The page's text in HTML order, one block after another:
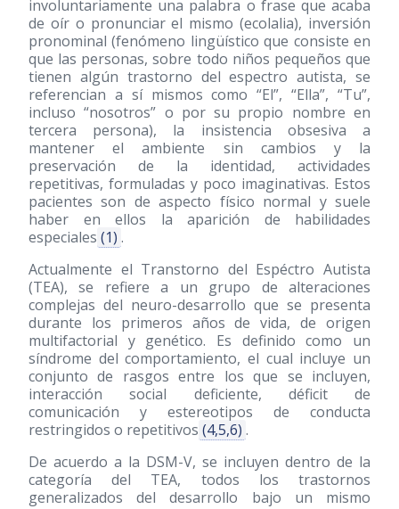
involuntariamente una palabra o frase que acaba
de oír o pronunciar el mismo (ecolalia), inversión
pronominal (fenómeno lingüístico que consiste en
que las personas, sobre todo niños pequeños que
tienen algún trastorno del espectro autista, se
referencian a sí mismos como “El”, “Ella”, “Tu”,
incluso “nosotros” o por su propio nombre en
tercera persona), la insistencia obsesiva a
mantener el ambiente sin cambios y la
preservación de la identidad, actividades
repetitivas, formuladas y poco imaginativas. Estos
pacientes son de aspecto físico normal y suele
haber en ellos la aparición de habilidades
especiales (1) .
Actualmente el Transtorno del Espéctro Autista
(TEA), se refiere a un grupo de alteraciones
complejas del neuro-desarrollo que se presenta
durante los primeros años de vida, de origen
multifactorial y genético. Es definido como un
síndrome del comportamiento, el cual incluye un
conjunto de rasgos entre los que se incluyen,
interacción social deficiente, déficit de
comunicación y estereotipos de conducta
restringidos o repetitivos (4,5,6) .
De acuerdo a la DSM-V, se incluyen dentro de la
categoría del TEA, todos los trastornos
generalizados del desarrollo bajo un mismo